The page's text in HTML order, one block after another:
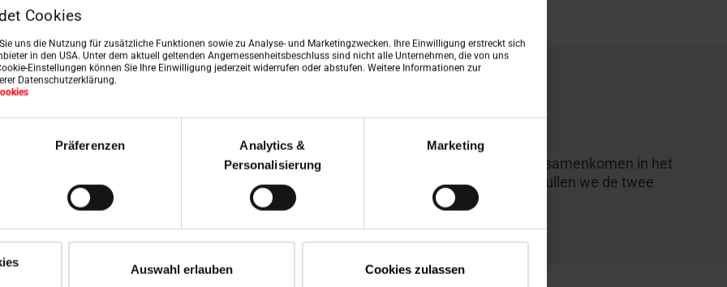
Cookies
uns die Nutzung für zusätzliche Funktionen sowie zu Analyse- und Marketingzwecken. Ihre Einwilligung erstreckt sich
in den USA. Unter dem aktuell geltenden Angemessenheitsbeschluss sind nicht alle Unternehmen, die von uns
Einstellungen können Sie Ihre Einwilligung jederzeit widerrufen oder abstufen. Weitere Informationen zur
Datenschutzerklärung.
Präferenzen
Analytics &
Personalisierung
Marketing
Auswahl erlauben Cookies zulassen
tussen een zadeldak en een schilddak
plaats aan twee schuine dakvlakken op tegenoverliggende huismuren die puntig samenkomen in het
in vakjargon een
genoemd. Om de term "schilddak" verder uit te leggen, zullen we de twee